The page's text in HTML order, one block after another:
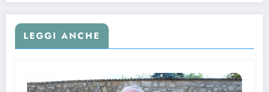
LEGGI ANCHE